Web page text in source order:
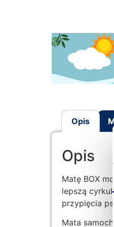
Opis
Opis
Matę BOX
lepszą
przypięcia
Mata